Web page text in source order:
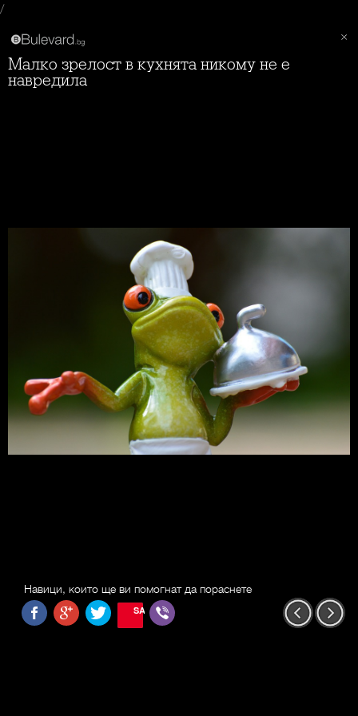
/
Малко зрелост в кухнята никому не е
навредила
Навици, които ще ви помогнат да пораснете
SAVE